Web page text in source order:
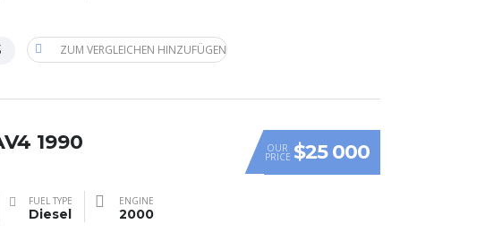
ZUM VERGLEICHEN HINZUFÜGEN
OUR
PRICE $25 000
1990
FUEL TYPE
Diesel
ENGINE
2000